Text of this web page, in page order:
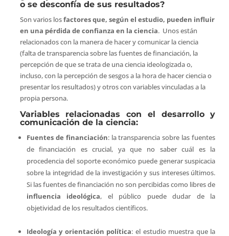
o se desconfía de sus resultados?
Son varios losfactores que, según el estudio, pueden influir
en una pérdida de confianza en la ciencia. Unos están
relacionados con la manera de hacer y comunicar la ciencia
(falta de transparencia sobre las fuentes de financiación, la
percepción de que se trata de una ciencia ideologizada o,
incluso, con la percepción de sesgos a la hora de hacer ciencia o
presentar los resultados) y otros con variables vinculadas a la
propia persona.
Variables relacionadas con el desarrollo y
comunicación de la ciencia:
Fuentes de financiación: la transparencia sobre las fuentes
de financiación es crucial, ya que no saber cuál es la
procedencia del soporte económico puede generar suspicacia
sobre la integridad de la investigación y sus intereses últimos.
Si las fuentes de financiación no son percibidas como libres de
influencia ideológica, el público puede dudar de la
objetividad de los resultados científicos.
Ideología y orientación política: el estudio muestra que la